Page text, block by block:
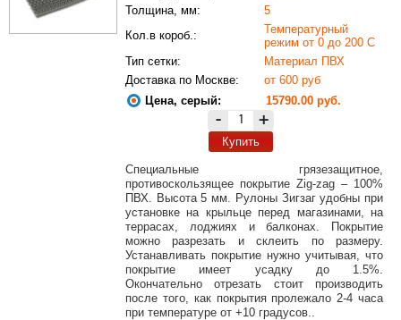
Толщина, мм:
5
Кол.в короб.:
Температурный
режим от 0 до 200 С
Тип сетки:
Материал ПВХ
Доставка по Москве:
от 600 руб
Цена, серый:
15790.00 руб.
- +
Купить
Специальные грязезащитное,
противоскользящее покрытие Zig-zag – 100%
ПВХ. Высота 5 мм. Рулоны Зигзаг удобны при
установке на крыльце перед магазинами, на
террасах, лоджиях и балконах. Покрытие
можно разрезать и склеить по размеру.
Устанавливать покрытие нужно учитывая, что
покрытие имеет усадку до 1.5%.
Окончательно отрезать стоит производить
после того, как покрытия пролежало 2-4 часа
при температуре от +10 градусов..